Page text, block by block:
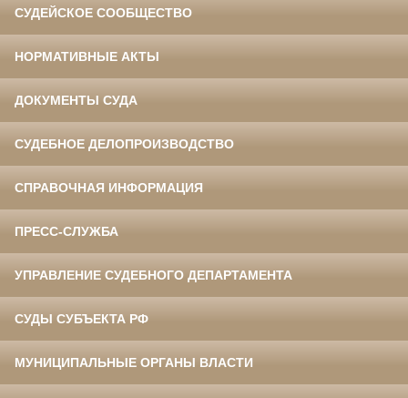
СУДЕЙСКОЕ СООБЩЕСТВО
НОРМАТИВНЫЕ АКТЫ
ДОКУМЕНТЫ СУДА
СУДЕБНОЕ ДЕЛОПРОИЗВОДСТВО
СПРАВОЧНАЯ ИНФОРМАЦИЯ
ПРЕСС-СЛУЖБА
УПРАВЛЕНИЕ СУДЕБНОГО ДЕПАРТАМЕНТА
СУДЫ СУБЪЕКТА РФ
МУНИЦИПАЛЬНЫЕ ОРГАНЫ ВЛАСТИ